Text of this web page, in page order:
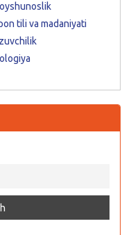
tili va madaniyati